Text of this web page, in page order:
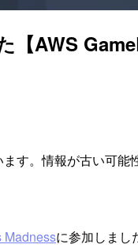
【AWS
す。情報が古い可能
Madnessに参加しまし